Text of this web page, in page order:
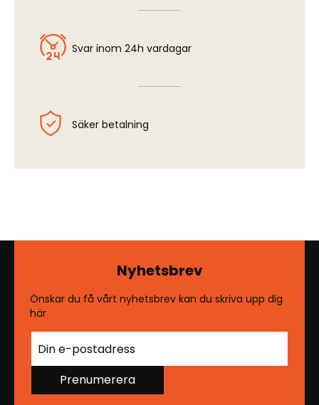
Svar inom 24h vardagar
Säker betalning
Nyhetsbrev
Önskar du få vårt nyhetsbrev kan du skriva upp dig
här
Prenumerera